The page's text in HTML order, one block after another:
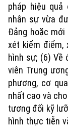
pháp hiệu
nhân sự vừa
Đảng hoặc mới
xét kiểm điểm,
hình sự; (6) Về
viên Trung
phương, cơ
nhất cao và
tương đối kỹ
hình thực tiễn